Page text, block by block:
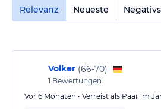
Relevanz
Neueste
Volker (66-70)
1 Bewertungen
Vor 6 Monaten • Verreist als Paar im